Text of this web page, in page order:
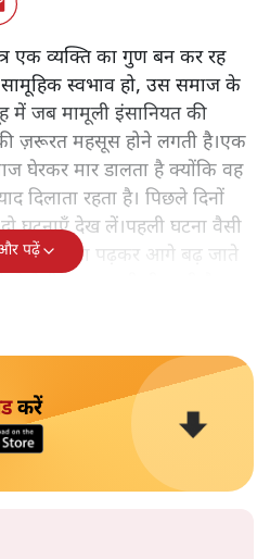
एक व्यक्ति का गुण बन कर रह
स्वभाव हो, उस समाज के
में जब मामूली इंसानियत की
ज़रूरत महसूस होने लगती है।एक
घेरकर मार डालता है क्योंकि वह
दिलाता रहता है। पिछले दिनों
घटनाएँ देख लें।पहली घटना वैसी
हम रोज़ाना पढ़कर आगे बढ़ जाते
ऐसी खबर आती ही रहती है।
पढ़ें
करें